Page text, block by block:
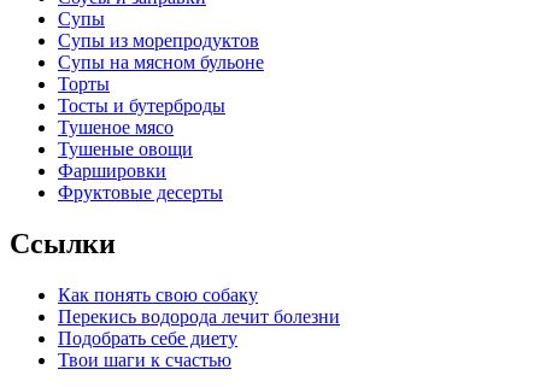
Супы
Супы из морепродуктов
Супы на мясном бульоне
Торты
Тосты и бутерброды
Тушеное мясо
Тушеные овощи
Фаршировки
Фруктовые десерты
Ссылки
Как понять свою собаку
Перекись водорода лечит болезни
Подобрать себе диету
Твои шаги к счастью